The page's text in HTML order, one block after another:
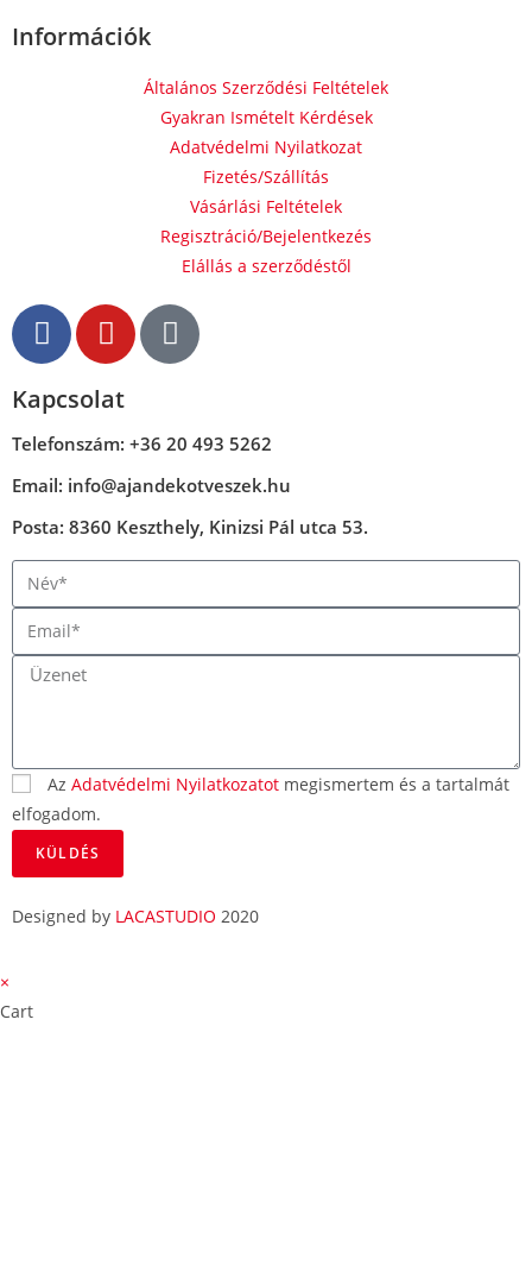
Információk
Általános Szerződési Feltételek
Gyakran Ismételt Kérdések
Adatvédelmi Nyilatkozat
Fizetés/Szállítás
Vásárlási Feltételek
Regisztráció/Bejelentkezés
Elállás a szerződéstől
Kapcsolat
Telefonszám: +36 20 493 5262
Email: info@ajandekotveszek.hu
Posta: 8360 Keszthely, Kinizsi Pál utca 53.
Az Adatvédelmi Nyilatkozatot megismertem és a tartalmát
elfogadom.
KÜLDÉS
Designed by LACASTUDIO 2020
×
Cart